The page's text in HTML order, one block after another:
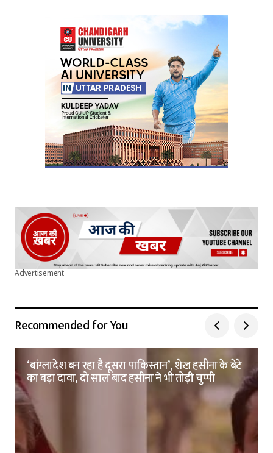
Advertisement
Recommended for You
‘बांग्लादेश बन रहा है दूसरा पाकिस्तान’, शेख हसीना के बेटे
का बड़ा दावा, दो साल बाद हसीना ने भी तोड़ी चुप्पी